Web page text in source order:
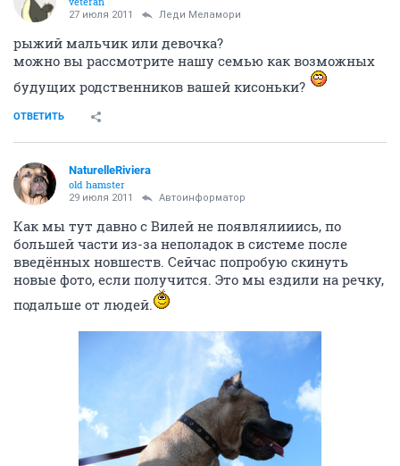
27 июля 2011 Леди Меламори
рыжий мальчик или девочка?
можно вы рассмотрите нашу семью как возможных
будущих родственников вашей кисоньки?
ОТВЕТИТЬ
NaturelleRiviera
old hamster
29 июля 2011 Автоинформатор
Как мы тут давно с Вилей не появлялииись, по
большей части из-за неполадок в системе после
введённых новшеств. Сейчас попробую скинуть
новые фото, если получится. Это мы ездили на речку,
подальше от людей.